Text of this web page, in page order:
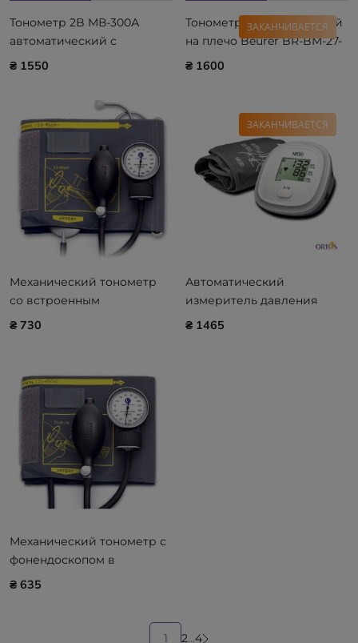
Тонометр 2B МВ-300А
автоматический с
адаптером
₴ 1550
ЗАКАНЧИВАЕТСЯ
Тонометр автоматический
на плечо Beurer BR-BM-27-
black
₴ 1600
Механический тонометр
со встроенным
стетоскопом Little Doctor
₴ 730
ЗАКАНЧИВАЕТСЯ
Автоматический
измеритель давления
Nissei DS-10
₴ 1465
Механический тонометр с
фонендоскопом в
комплекте Little Doctor LD-
₴ 635
1 2...4